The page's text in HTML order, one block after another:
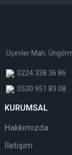
Üçevler Mah.
0224 338 36 86
0530 951 83 08
KURUMSAL
Hakkımızda
İletişim